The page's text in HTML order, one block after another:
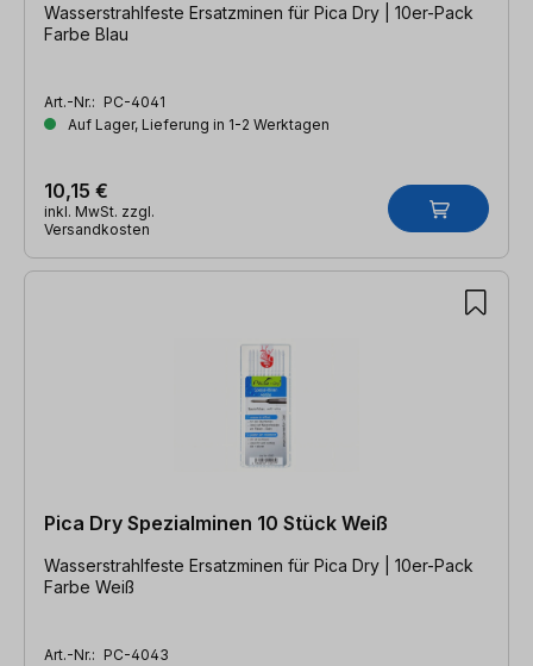
Wasserstrahlfeste Ersatzminen für Pica Dry | 10er-Pack
Farbe Blau
Art.-Nr.: PC-4041
Auf Lager, Lieferung in 1-2 Werktagen
10,15 €
inkl. MwSt. zzgl.
Versandkosten
Pica Dry Spezialminen 10 Stück Weiß
Wasserstrahlfeste Ersatzminen für Pica Dry | 10er-Pack
Farbe Weiß
Art.-Nr.: PC-4043